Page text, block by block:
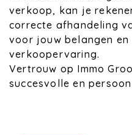
verkoop, kan je
correcte afhandeling
voor jouw belangen
verkoopervaring.
Vertrouw op Immo
succesvolle en